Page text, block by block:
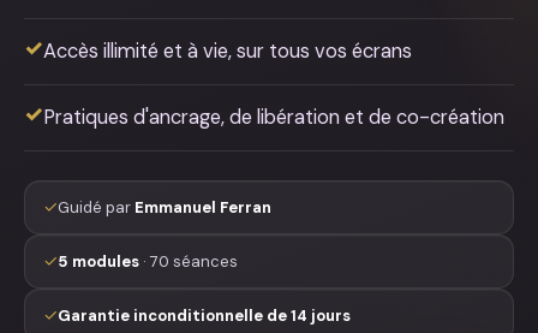
✓Accès illimité et à vie, sur tous vos écrans
✓Pratiques d'ancrage, de libération et de co-création
✓Guidé par Emmanuel Ferran
✓5 modules · 70 séances
✓Garantie inconditionnelle de 14 jours